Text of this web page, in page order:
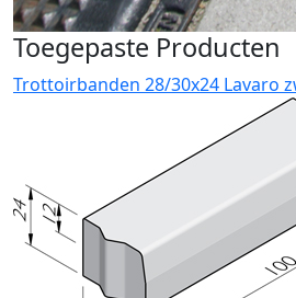
Toegepaste Producten
Trottoirbanden 28/30x24 Lavaro